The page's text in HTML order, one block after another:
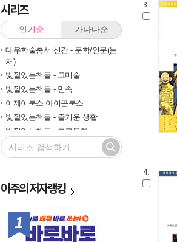
시리즈
인기순 가나다순
대우학술총서 신간 - 문학/인문(논
저)
빛깔있는책들 - 고미술
빛깔있는책들 - 민속
이제이북스 아이콘북스
빛깔있는책들 - 즐거운 생활
빛깔있는책들 - 불교문화
대우학술총서 신간 - 문학/인문(번
역)
대우학술총서 신간 - 사회과학(논
저)
즐거운 지식여행
빛깔있는책들 - 음식일반
빛깔있는책들- 역사
이주의저자랭킹
1위
3.
4.